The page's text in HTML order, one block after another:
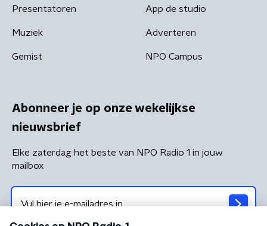
Presentatoren
Muziek
Gemist
App de studio
Adverteren
NPO Campus
Abonneer je op onze wekelijkse
nieuwsbrief
Elke zaterdag het beste van NPO Radio 1 in jouw
mailbox